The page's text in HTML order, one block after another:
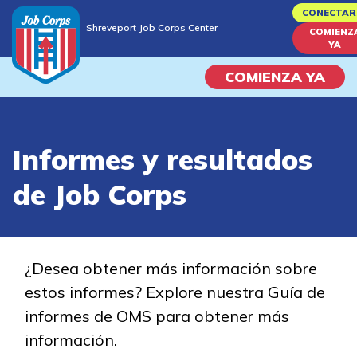
to
content
Shreveport Job Corps Center
YA
COMIENZA YA
Vida En El Campus
Habilidades académicas
Estudiar
Programas de
Informes y resultados
de Job Corps
¿Desea obtener más información sobre
estos informes? Explore nuestra Guía de
informes de OMS para obtener más
información.